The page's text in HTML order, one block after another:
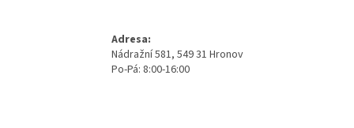
Adresa:
Nádražní 581, 549 31 Hronov
Po-Pá: 8:00-16:00